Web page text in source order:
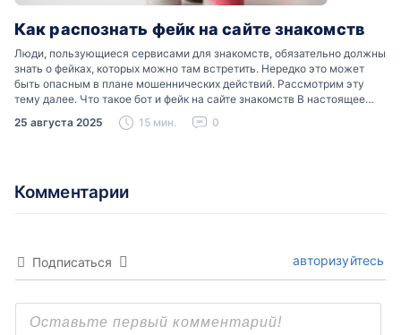
Как распознать фейк на сайте знакомств
Люди, пользующиеся сервисами для знакомств, обязательно должны
знать о фейках, которых можно там встретить. Нередко это может
быть опасным в плане мошеннических действий. Рассмотрим эту
тему далее. Что такое бот и фейк на сайте знакомств В настоящее
время можно встретить свою…
25 августа 2025 15 мин. 0
Комментарии
Подписаться авторизуйтесь